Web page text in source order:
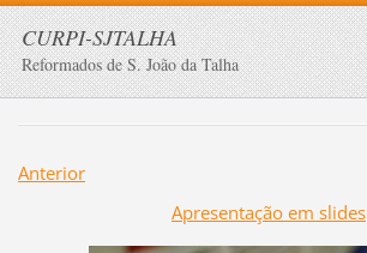
CURPI-SJTALHA
Reformados de S. João da Talha
Anterior
Apresentação em slides